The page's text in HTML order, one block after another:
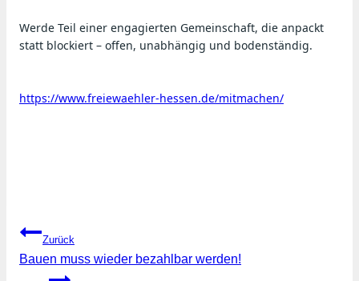
Werde Teil einer engagierten Gemeinschaft, die anpackt
statt blockiert – offen, unabhängig und bodenständig.
https://www.freiewaehler-hessen.de/mitmachen/
Beitragsnavigation
Zurück
Bauen muss wieder bezahlbar werden!